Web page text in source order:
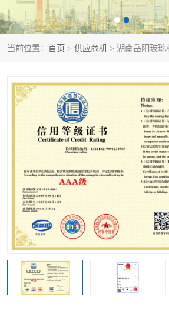
当前位置： 首页 > 供应商机 > 湖南岳阳玻璃
劳安认证